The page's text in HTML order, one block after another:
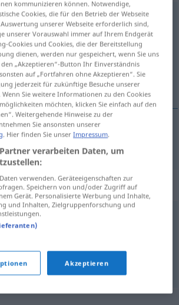
Übersetzung anklicken/antippen)
sponiewieranyosoba
für "sponiewierany"
kommunizieren können. Notwendige,
Cookies, die für den Betrieb der Webseite
unserer Webseite erforderlich sind,
unserer Vorauswahl immer auf Ihrem Endgerät
Cookies und Cookies, die der Bereitstellung
dienen, werden nur gespeichert, wenn Sie uns
„Akzeptieren“-Button Ihr Einverständnis
auf „Fortfahren ohne Akzeptieren“. Sie
jederzeit für zukünftige Besuche unserer
Sie weitere Informationen zu den Cookies
möchten, klicken Sie einfach auf den
Weitergehende Hinweise zu der
Sie ansonsten unserer
. Hier finden Sie unserImpressum.
verarbeiten Daten, um
verwenden. Geräteeigenschaften zur
Speichern von und/oder Zugriff auf
Gerät. Personalisierte Werbung und Inhalte,
und Inhalten, Zielgruppenforschung und
Akzeptieren